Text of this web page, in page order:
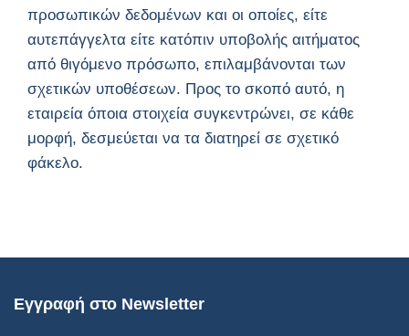
προσωπικών δεδομένων και οι οποίες, είτε
αυτεπάγγελτα είτε κατόπιν υποβολής αιτήματος
από θιγόμενο πρόσωπο, επιλαμβάνονται των
σχετικών υποθέσεων. Προς το σκοπό αυτό, η
εταιρεία όποια στοιχεία συγκεντρώνει, σε κάθε
μορφή, δεσμεύεται να τα διατηρεί σε σχετικό
φάκελο.
Εγγραφή στο Newsletter